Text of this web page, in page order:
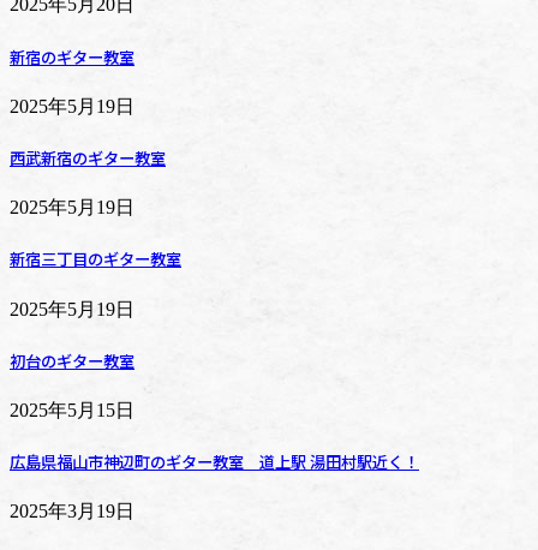
2025年5月20日
新宿のギター教室
2025年5月19日
西武新宿のギター教室
2025年5月19日
新宿三丁目のギター教室
2025年5月19日
初台のギター教室
2025年5月15日
広島県福山市神辺町のギター教室 道上駅 湯田村駅近く！
2025年3月19日